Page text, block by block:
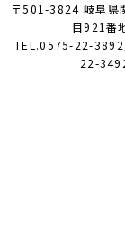
〒501-3824 岐阜県
目921番
TEL.0575-22-3892
22-